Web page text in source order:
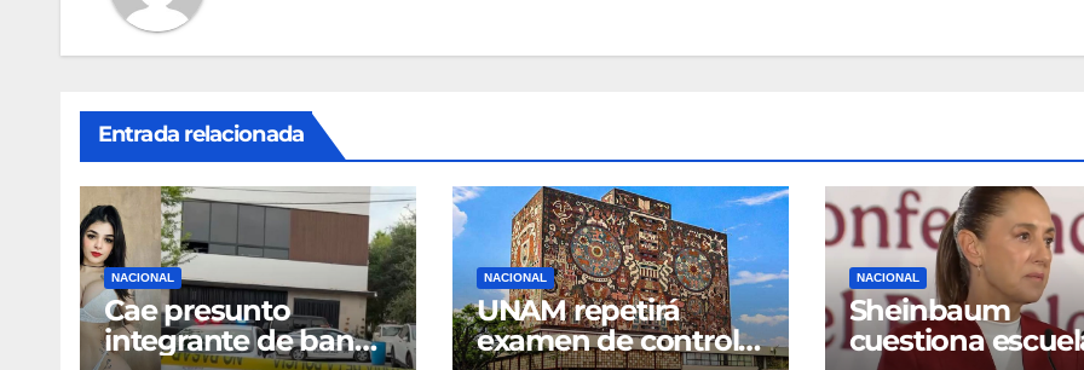
Entrada relacionada
NACIONAL
Cae presunto
integrante de banda
NACIONAL
UNAM repetirá
examen de control
NACIONAL
Sheinbaum
cuestiona